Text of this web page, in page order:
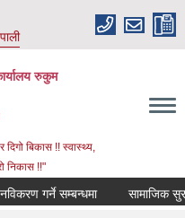
रुकुम
बिकास !! स्वास्थ्य,
निकास !!"
गर्ने सम्बन्धमा